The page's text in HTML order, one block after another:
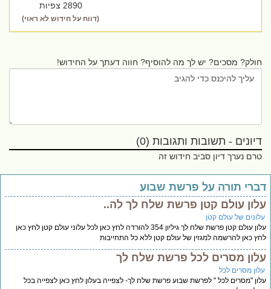
2890 צפיות
(דווח על חידוש לא ראוי)
חולק? מסכים? יש לך מה להוסיף? חווה דעתך על החידוש!
דיונים - תשובות ותגובות (0)
טרם נערך דיון סביב חידוש זה
תורה על פרשת שבוע
עולם קטן פרשת שלח לך לה..
של עולם קטן
עלון עולם קטן פרשת שלח לך גיליון 354 להורדה לחץ כאן לכל עלוני עולם קטן לחץ כאן
כאן להרשמה למגזין של עולם קטן ללא כל התחייבות
מסרים לכל פרשת שלח לך
מסרים לכל
"מסרים לכל " לפרשת שבוע פרשת שלח לך- לצפייה בעלון לחץ כאן לצפייה בכל